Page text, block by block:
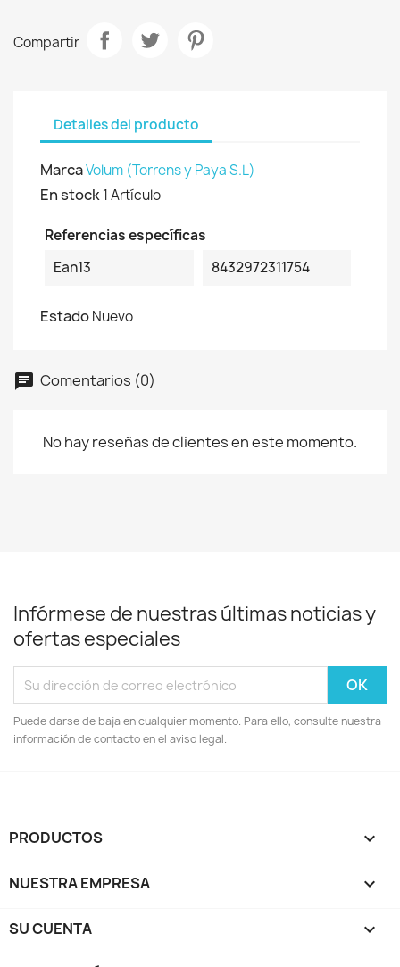
Compartir
Detalles del producto
MarcaVolum (Torrens y Paya S.L)
En stock1 Artículo
Referencias específicas
Ean13
8432972311754
EstadoNuevo
Comentarios (0)
No hay reseñas de clientes en este momento.
Infórmese de nuestras últimas noticias y
ofertas especiales
Puede darse de baja en cualquier momento. Para ello, consulte nuestra
información de contacto en el aviso legal.
PRODUCTOS 
NUESTRA EMPRESA 
SU CUENTA 
Cancelar Crear lista de deseos